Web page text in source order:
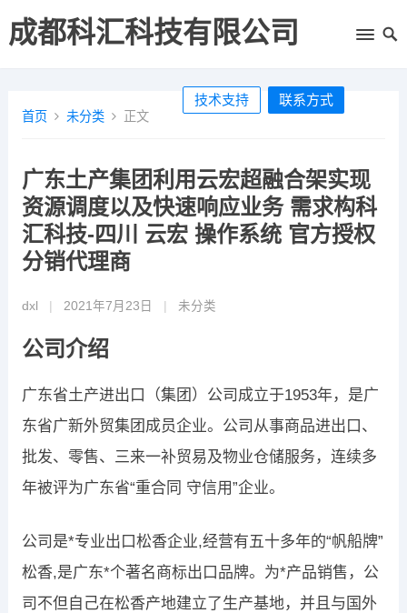
成都科汇科技有限公司
技术支持 联系方式
首页 未分类 正文
广东土产集团利用云宏超融合架实现
资源调度以及快速响应业务 需求构科
汇科技-四川 云宏 操作系统 官方授权
分销代理商
dxl 2021年7月23日 未分类
公司介绍
广东省土产进出口（集团）公司成立于1953年，是广
东省广新外贸集团成员企业。公司从事商品进出口、
批发、零售、三来一补贸易及物业仓储服务，连续多
年被评为广东省“重合同 守信用”企业。
公司是*专业出口松香企业,经营有五十多年的“帆船牌”
松香,是广东*个著名商标出口品牌。为*产品销售，公
司不但自己在松香产地建立了生产基地，并且与国外